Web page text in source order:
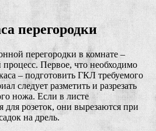
перегородки
перегородки в комнате –
Первое, что необходимо
– подготовить ГКЛ требуемого
следует разметить и разрезать
ножа. Если в листе
для розеток, они вырезаются при
на дрель.